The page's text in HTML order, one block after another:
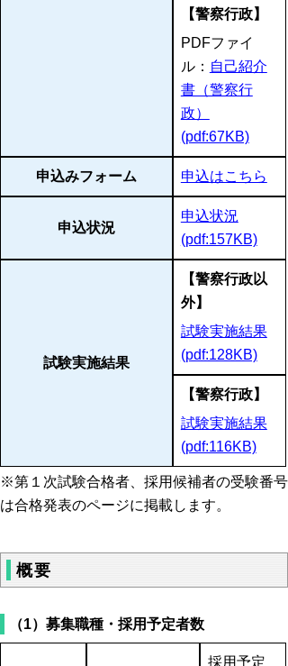
【警察行政】
PDFファイ
ル： 自己紹介
書（警察行
政）
(pdf:67KB)
申込みフォーム 申込はこちら
申込状況
申込状況
(pdf:157KB)
試験実施結果
【警察行政以
外】
試験実施結果
(pdf:128KB)
【警察行政】
試験実施結果
(pdf:116KB)
※第１次試験合格者、採用候補者の受験番号
は合格発表のページに掲載します。
概要
（1）募集職種・採用予定者数
採用予定